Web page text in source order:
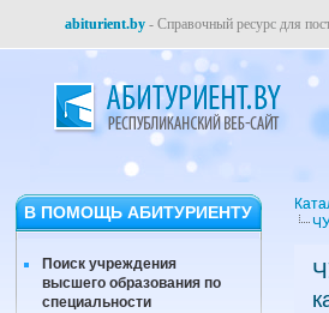
abiturient.by - Справочный ресурс для
В ПОМОЩЬ АБИТУРИЕНТУ
Поиск учреждения
высшего образования по
специальности